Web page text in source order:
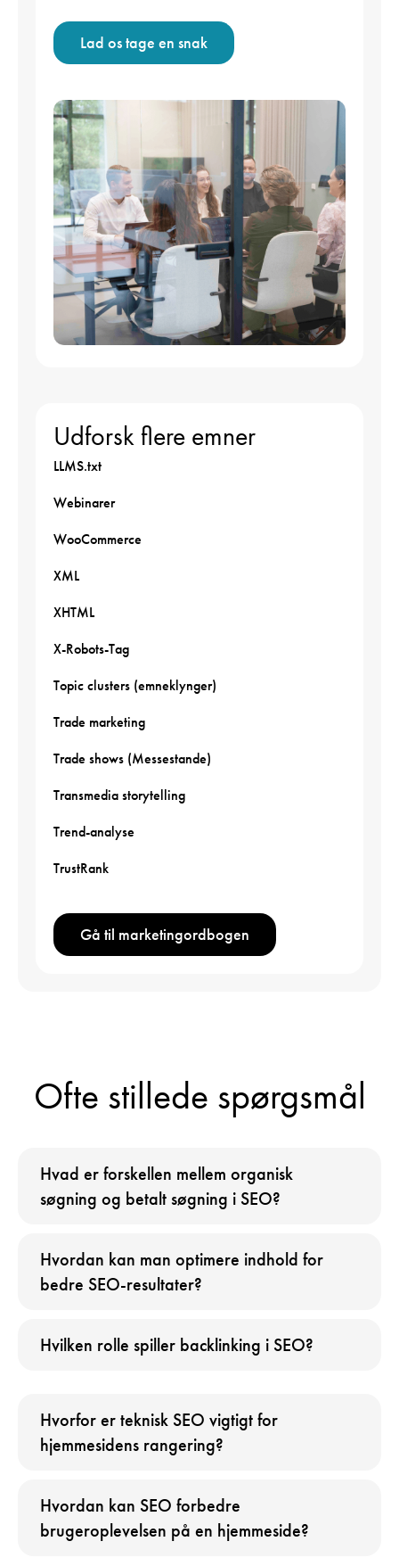
Lad os tage en snak
Udforsk flere emner
LLMS.txt
Webinarer
WooCommerce
XML
XHTML
X-Robots-Tag
Topic clusters (emneklynger)
Trade marketing
Trade shows (Messestande)
Transmedia storytelling
Trend-analyse
TrustRank
Gå til marketingordbogen
Ofte stillede spørgsmål
Hvad er forskellen mellem organisk
søgning og betalt søgning i SEO?
Hvordan kan man optimere indhold for
bedre SEO-resultater?
Hvilken rolle spiller backlinking i SEO?
Hvorfor er teknisk SEO vigtigt for
hjemmesidens rangering?
Hvordan kan SEO forbedre
brugeroplevelsen på en hjemmeside?